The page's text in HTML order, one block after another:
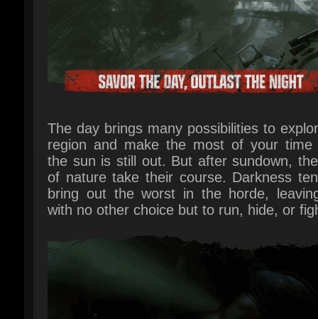
The day brings many possibilities to
region and make the most of your time
bring out the worst in the horde,
with no other choice but to run, hide, or